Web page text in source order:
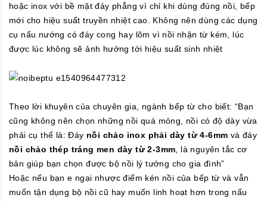
hoặc inox với bề mặt đáy phẳng vì chỉ khi dùng đúng nồi, bếp
mới cho hiệu suất truyền nhiệt cao. Không nên dùng các dụng
cụ nấu nướng có đáy cong hay lõm vì nồi nhận từ kém, lúc
được lúc không sẽ ảnh hưởng tới hiệu suất sinh nhiệt
Theo lời khuyên của chuyên gia, ngành bếp từ cho biết: “Bạn
cũng không nên chọn những nồi quá mỏng, nồi có độ dày vừa
phải cụ thể là: Đáy nồi chảo inox phải dày từ 4-6mm và đáy
nồi chảo thép tráng men dày từ 2-3mm, là nguyên tắc cơ
bản giúp bạn chọn được bộ nồi lý tưởng cho gia đình”
Hoặc nếu bạn e ngại nhược điểm kén nồi của bếp từ và vẫn
muốn tận dụng bộ nồi cũ hay muốn linh hoạt hơn trong nấu